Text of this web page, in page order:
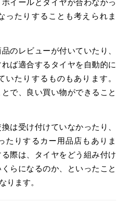
イールとタイヤが合わなかっ
ったりすることも考えられま
のレビューが付いていたり、
ば適合するタイヤを自動的に
たりするものもあります。
で、良い買い物ができること
は受け付けていなかったり、
たりするカー用品店もありま
際は、タイヤをどう組み付け
らになるのか、といったこと
ります。